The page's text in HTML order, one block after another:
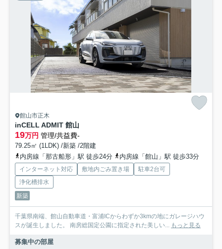
館山市正木
inCELL ADMIT 館山
19万円 管理/共益費-
79.25㎡ (1LDK) /新築 /2階建
内房線「那古船形」駅 徒歩24分
内房線「館山」駅 徒歩33分
インターネット対応 敷地内ごみ置き場
駐車2台可
浄化槽排水
新築
千葉県南端、館山自動車道・富浦ICからわずか3kmの地にガレージハウ
スが誕生しました。 南房総国定公園に指定された美しい... もっと見る
募集中の部屋